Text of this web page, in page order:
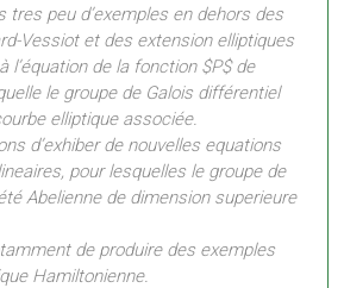
tres peu d’exemples en dehors des
Vessiot et des extension elliptiques
l’équation de la fonction $P$ de
le groupe de Galois différentiel
elliptique associée.
d’exhiber de nouvelles equations
pour lesquelles le groupe de
Abelienne de dimension superieure
de produire des exemples
Hamiltonienne.